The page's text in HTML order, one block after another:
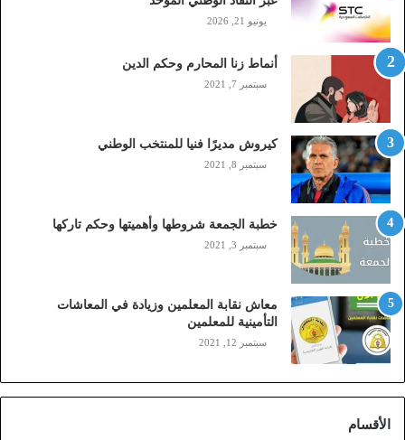
ل
(
s
,
م
و
ب
ا
ي
ل
ي
ز
ي
ن
)
ا
يونيو 21, 2026
أنماط زنا المحارم وحكم الدين
سبتمبر 7, 2021
كيروش مديرًا فنيا للمنتخب الوطني
سبتمبر 8, 2021
خطبة الجمعة شروطها وأهميتها وحكم تاركها
سبتمبر 3, 2021
معاش نقابة المعلمين وزيادة في المعاشات
التأمينية للمعلمين
سبتمبر 12, 2021
الأقسام